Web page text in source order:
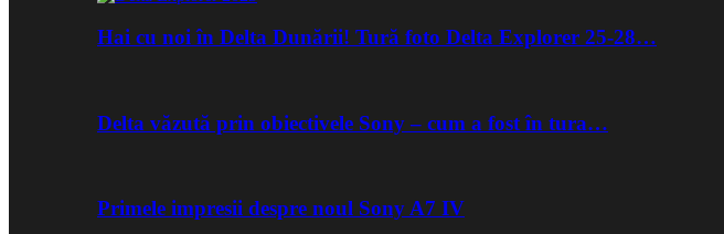
Hai cu noi în Delta Dunării! Tură foto Delta Explorer 25-28…
Delta văzută prin obiectivele Sony – cum a fost în tura…
Primele impresii despre noul Sony A7 IV